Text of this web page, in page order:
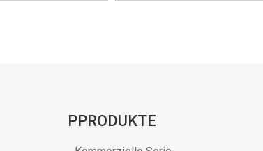
PPRODUKTE